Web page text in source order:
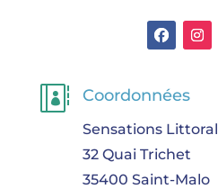
 Coordonnées
Sensations Littoral
32 Quai Trichet
35400 Saint-Malo